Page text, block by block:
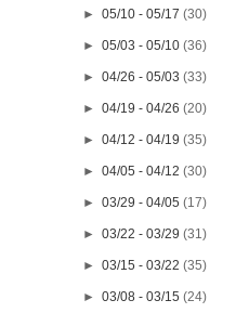
►05/10 - 05/17(30)
►05/03 - 05/10(36)
►04/26 - 05/03(33)
►04/19 - 04/26(20)
►04/12 - 04/19(35)
►04/05 - 04/12(30)
►03/29 - 04/05(17)
►03/22 - 03/29(31)
►03/15 - 03/22(35)
►03/08 - 03/15(24)